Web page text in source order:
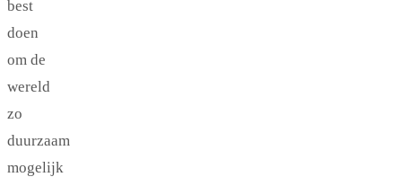
best
doen
om de
wereld
zo
duurzaam
mogelijk